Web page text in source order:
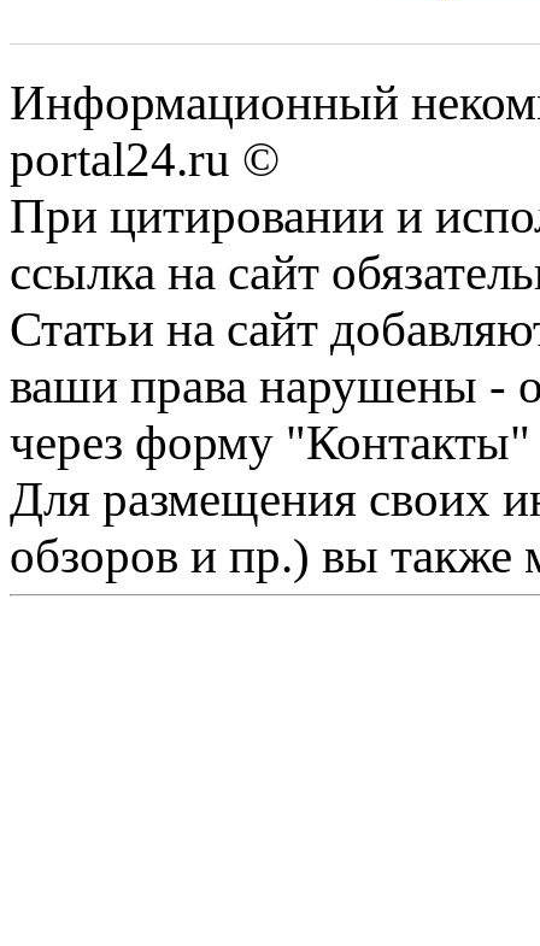
Информационный
portal24.ru ©
При цитировании и
ссылка на сайт
Статьи на сайт
ваши права нарушены -
через форму "Контакты"
Для размещения своих
обзоров и пр.) вы также